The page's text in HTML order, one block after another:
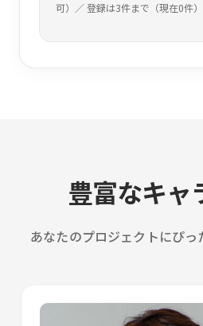
可）／ 登録は3件まで （現在0件）
豊富なキャ
あなたのプロジェクトにぴっ